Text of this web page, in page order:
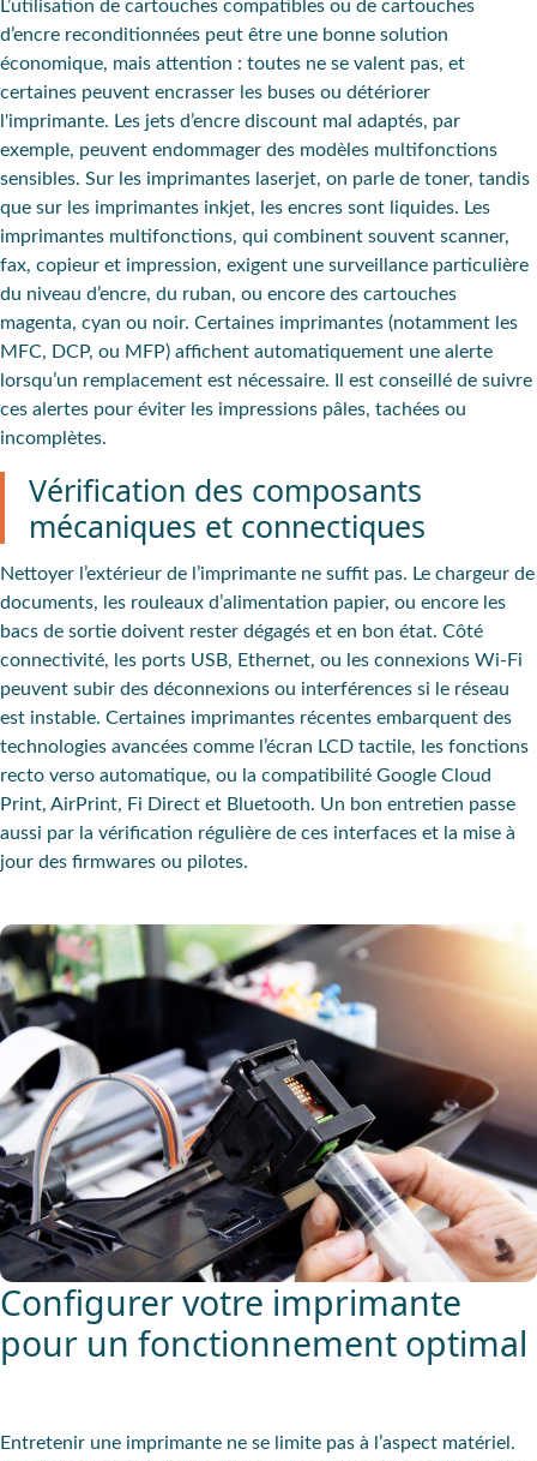
L’utilisation de cartouches compatibles ou de cartouches
d’encre reconditionnées peut être une bonne solution
économique, mais attention : toutes ne se valent pas, et
certaines peuvent encrasser les buses ou détériorer
l'imprimante. Les jets d’encre discount mal adaptés, par
exemple, peuvent endommager des modèles multifonctions
sensibles. Sur les imprimantes laserjet, on parle de toner, tandis
que sur les imprimantes inkjet, les encres sont liquides. Les
imprimantes multifonctions, qui combinent souvent scanner,
fax, copieur et impression, exigent une surveillance particulière
du niveau d’encre, du ruban, ou encore des cartouches
magenta, cyan ou noir. Certaines imprimantes (notamment les
MFC, DCP, ou MFP) affichent automatiquement une alerte
lorsqu’un remplacement est nécessaire. Il est conseillé de suivre
ces alertes pour éviter les impressions pâles, tachées ou
incomplètes.
Vérification des composants
mécaniques et connectiques
Nettoyer l’extérieur de l’imprimante ne suffit pas. Le chargeur de
documents, les rouleaux d’alimentation papier, ou encore les
bacs de sortie doivent rester dégagés et en bon état. Côté
connectivité, les ports USB, Ethernet, ou les connexions Wi-Fi
peuvent subir des déconnexions ou interférences si le réseau
est instable. Certaines imprimantes récentes embarquent des
technologies avancées comme l’écran LCD tactile, les fonctions
recto verso automatique, ou la compatibilité Google Cloud
Print, AirPrint, Fi Direct et Bluetooth. Un bon entretien passe
aussi par la vérification régulière de ces interfaces et la mise à
jour des firmwares ou pilotes.
Configurer votre imprimante
pour un fonctionnement optimal
Entretenir une imprimante ne se limite pas à l’aspect matériel.